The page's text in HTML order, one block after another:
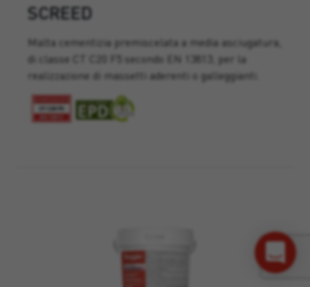
SCREED
Malta cementizia premiscelata a media asciugatura,
di classe CT C20 F5 secondo EN 13813, per la
realizzazione di massetti aderenti o galleggianti.